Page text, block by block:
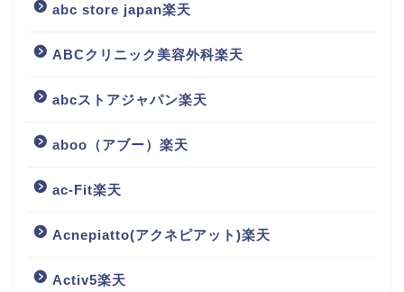
abc store japan楽天
ABCクリニック美容外科楽天
abcストアジャパン楽天
aboo（アブー）楽天
ac-Fit楽天
Acnepiatto(アクネピアット)楽天
Activ5楽天